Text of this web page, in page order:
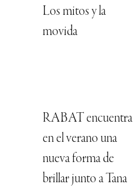
Los mitos y la
movida
RABAT encuentra
en el verano una
nueva forma de
brillar junto a Tana